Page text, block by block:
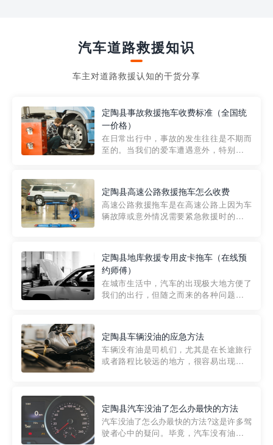
汽车道路救援知识
车主对道路救援认知的干货分享
定陶县事故救援拖车收费标准（全国统
一价格）
在日常出行中，事故的发生往往是不期而
至的。当我们的爱车遭遇意外，特别是在
细解析一下市区事故救援拖车的收费标
准，以及在选用拖车服务时应注...
定陶县高速公路救援拖车怎么收费
高速公路救援拖车是在高速公路上因为车
辆故障或意外情况需要紧急救援时的必备
路救援拖车的收费标准是由当地交通管理
部门制定的。起步价通...
定陶县地库救援专用皮卡拖车（在线预
约师傅）
在城市生活中，汽车的出现极大地方便了
我们的出行，但随之而来的各种问题也让
紧急情况下，我们需要一种高效可靠的救
援方式。而这时，地库救援专...
定陶县车辆没油的应急方法
车辆没有油是司机们，尤其是在长途旅行
或者路程比较远的地方，很容易出现这种
的送油师傅，解决没油的紧急情况。 首
先，让我们来了解一下穿...
定陶县汽车没油了怎么办最快的方法
汽车没油了怎么办最快的方法?这是许多驾
驶者心中的疑问。毕竟，汽车没有油就无